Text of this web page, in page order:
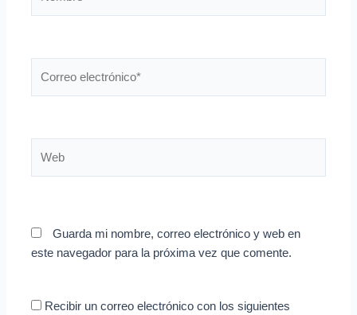
Guarda mi nombre, correo electrónico y web en
este navegador para la próxima vez que comente.
Recibir un correo electrónico con los siguientes